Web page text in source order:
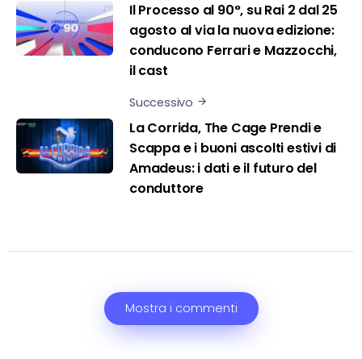
Il Processo al 90°, su Rai 2 dal 25
agosto al via la nuova edizione:
conducono Ferrari e Mazzocchi,
il cast
Successivo
La Corrida, The Cage Prendi e
Scappa e i buoni ascolti estivi di
Amadeus: i dati e il futuro del
conduttore
Mostra i commenti